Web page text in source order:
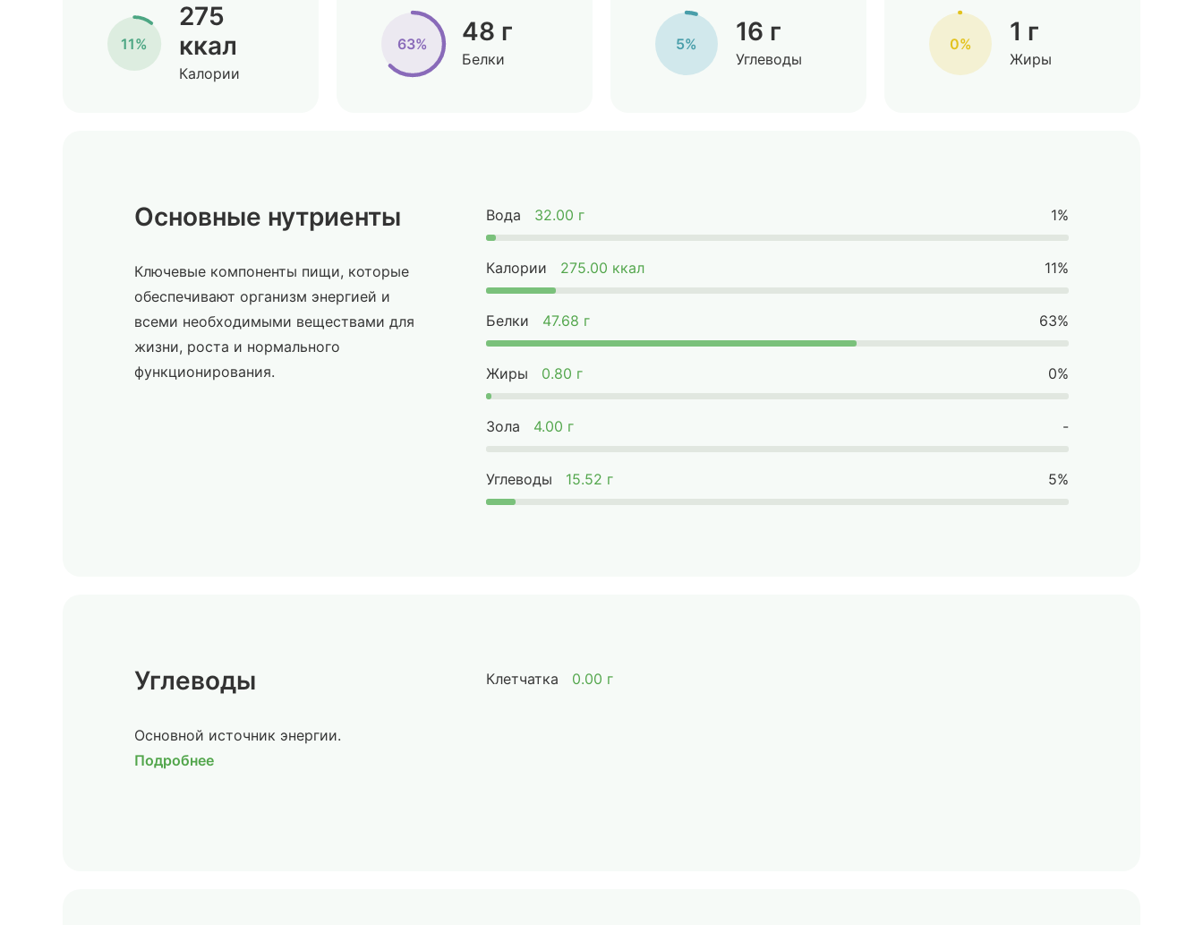
11%
275
ккал
Калории
63% 48 г
Белки
5% 16 г
Углеводы
0% 1 г
Жиры
Основные нутриенты
Ключевые компоненты пищи, которые
обеспечивают организм энергией и
всеми необходимыми веществами для
жизни, роста и нормального
функционирования.
Вода 32.00 г 1%
Калории 275.00 ккал 11%
Белки 47.68 г 63%
Жиры 0.80 г 0%
Зола 4.00 г -
Углеводы 15.52 г 5%
Углеводы
Основной источник энергии.
Подробнее
Клетчатка 0.00 г